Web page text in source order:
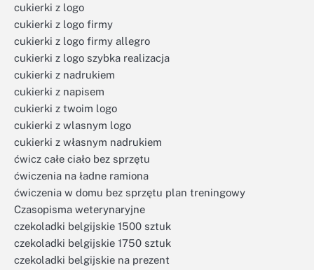
cukierki z logo
cukierki z logo firmy
cukierki z logo firmy allegro
cukierki z logo szybka realizacja
cukierki z nadrukiem
cukierki z napisem
cukierki z twoim logo
cukierki z wlasnym logo
cukierki z własnym nadrukiem
ćwicz całe ciało bez sprzętu
ćwiczenia na ładne ramiona
ćwiczenia w domu bez sprzętu plan treningowy
Czasopisma weterynaryjne
czekoladki belgijskie 1500 sztuk
czekoladki belgijskie 1750 sztuk
czekoladki belgijskie na prezent